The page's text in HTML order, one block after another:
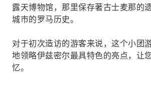
露天博物馆，那里保存著古士麦那的
城市的罗马历史。
对于初次造访的游客来说，这个小团
地领略伊兹密尔最具特色的亮点，让
忆。